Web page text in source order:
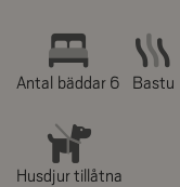
Antal bäddar 6 Bastu
Husdjur tillåtna